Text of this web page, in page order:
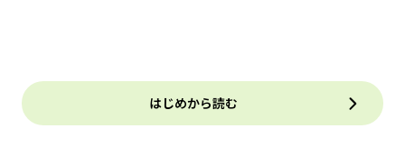
はじめから読む